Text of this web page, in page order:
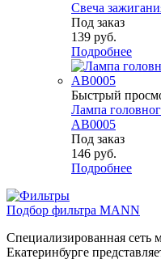
Свеча
Под заказ
139 руб.
Подробнее
Быстрый
Лампа
AB0005
Под заказ
146 руб.
Подробнее
Подбор фильтра MANN
Специализированная сеть
Екатеринбурге